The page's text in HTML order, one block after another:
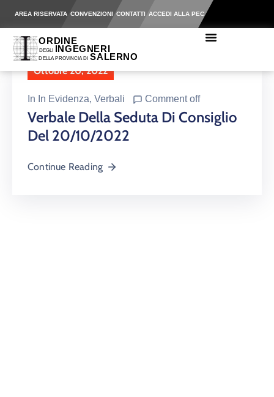
AREA RISERVATA CONVENZIONI CONTATTI ACCEDI ALLA PEC
Ottobre 20, 2022
In In Evidenza‚ Verbali Comment off
Verbale Della Seduta Di Consiglio
Del 20/10/2022
Continue Reading